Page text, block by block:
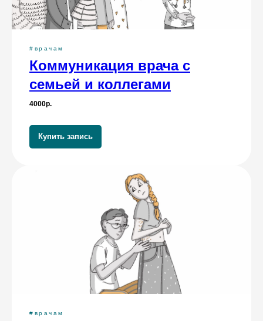
#врачам
Коммуникация врача с
семьей и коллегами
4000р.
Купить запись
#врачам